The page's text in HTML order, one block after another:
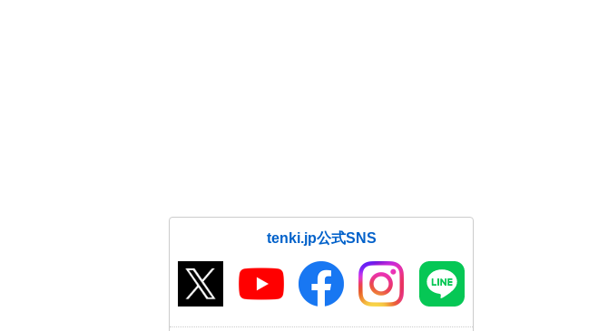
tenki.jp公式SNS